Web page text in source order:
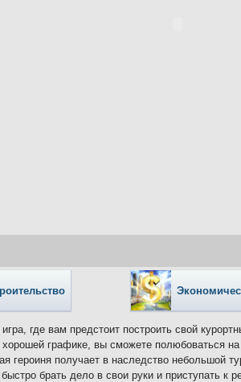
где вам предстоит построить свой
графике, вы сможете полюбоваться
героиня получает в наследство небольшой
брать дело в свои руки и приступать к